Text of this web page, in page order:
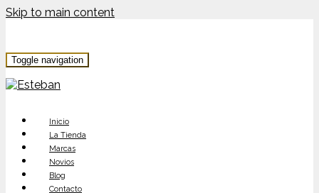
Skip to main content
Toggle navigation
Inicio
La Tienda
Marcas
Novios
Blog
Contacto